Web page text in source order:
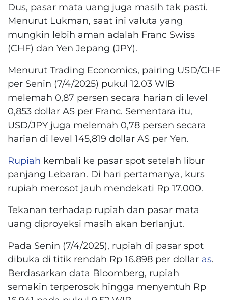
Dus, pasar mata uang juga masih tak pasti.
Menurut Lukman, saat ini valuta yang
mungkin lebih aman adalah Franc Swiss
(CHF) dan Yen Jepang (JPY).
Menurut Trading Economics, pairing USD/CHF
per Senin (7/4/2025) pukul 12.03 WIB
melemah 0,87 persen secara harian di level
0,853 dollar AS per Franc. Sementara itu,
USD/JPY juga melemah 0,78 persen secara
harian di level 145,819 dollar AS per Yen.
Rupiah kembali ke pasar spot setelah libur
panjang Lebaran. Di hari pertamanya, kurs
rupiah merosot jauh mendekati Rp 17.000.
Tekanan terhadap rupiah dan pasar mata
uang diproyeksi masih akan berlanjut.
Pada Senin (7/4/2025), rupiah di pasar spot
dibuka di titik rendah Rp 16.898 per dollar as.
Berdasarkan data Bloomberg, rupiah
semakin terperosok hingga menyentuh Rp